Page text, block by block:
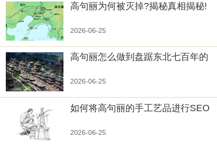
高句丽为何被灭掉?揭秘真相揭秘!
2026-06-25
高句丽怎么做到盘踞东北七百年的
2026-06-25
如何将高句丽的手工艺品进行SEO
2026-06-25